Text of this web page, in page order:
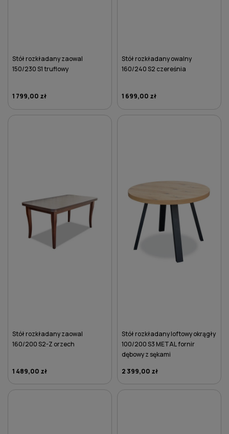
Stół rozkładany zaowal
150/230 S1 truflowy
1 799,00 zł
Stół rozkładany owalny
160/240 S2 czereśnia
1 699,00 zł
Stół rozkładany zaowal
160/200 S2-Z orzech
1 489,00 zł
Stół rozkładany loftowy okrągły
100/200 S3 METAL fornir
dębowy z sękami
2 399,00 zł